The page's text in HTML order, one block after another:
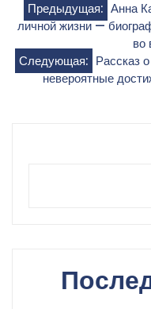
Навигация
по
записям
Предыдущая: Анна
личной жизни —
во
Следующая: Рассказ
невероятные